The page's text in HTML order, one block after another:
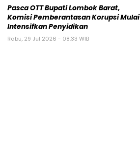
Pasca OTT Bupati Lombok Barat,
Komisi Pemberantasan Korupsi Mulai
Intensifkan Penyidikan
Rabu, 29 Jul 2026 - 08:33 WIB